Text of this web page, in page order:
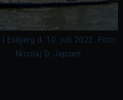
i Esbjerg d. 10. juli 2022. Foto:
Nicolaj D. Jepsen